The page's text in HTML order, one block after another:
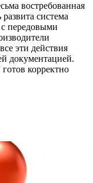
востребованная
система
передовыми
эти действия
документацией.
корректно